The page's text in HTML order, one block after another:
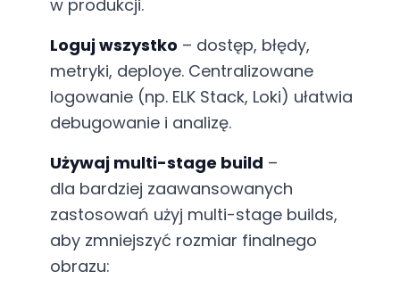
w produkcji.
Loguj wszystko – dostęp, błędy,
metryki, deploye. Centralizowane
logowanie (np. ELK Stack, Loki) ułatwia
debugowanie i analizę.
Używaj multi-stage build –
dla bardziej zaawansowanych
zastosowań użyj multi-stage builds,
aby zmniejszyć rozmiar finalnego
obrazu: